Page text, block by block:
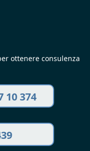
ottenere consulenza
10 374